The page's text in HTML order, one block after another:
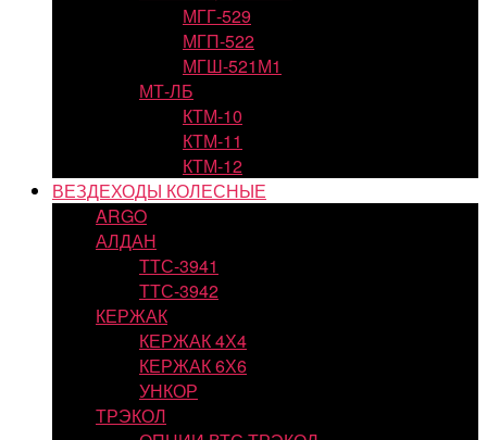
МГГ-529
МГП-522
МГШ-521М1
МТ-ЛБ
КТМ-10
КТМ-11
КТМ-12
ВЕЗДЕХОДЫ КОЛЕСНЫЕ
ARGO
АЛДАН
ТТС-3941
ТТС-3942
КЕРЖАК
КЕРЖАК 4Х4
КЕРЖАК 6Х6
УНКОР
ТРЭКОЛ